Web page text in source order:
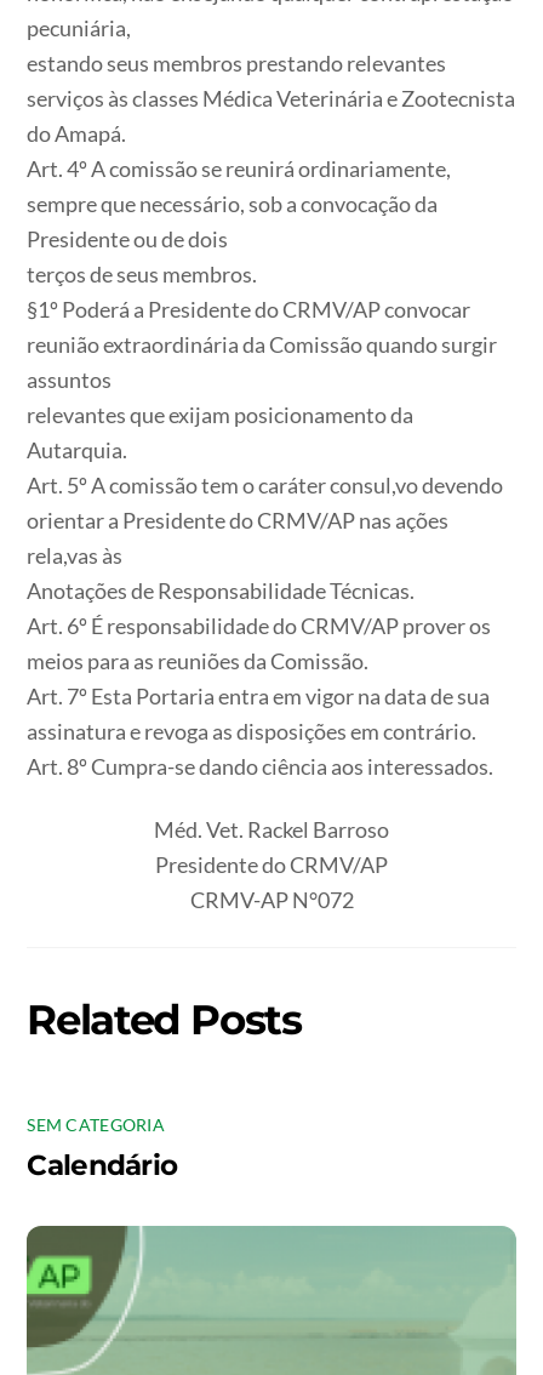
pecuniária,
estando seus membros prestando relevantes
serviços às classes Médica Veterinária e Zootecnista
do Amapá.
Art. 4º A comissão se reunirá ordinariamente,
sempre que necessário, sob a convocação da
Presidente ou de dois
terços de seus membros.
§1º Poderá a Presidente do CRMV/AP convocar
reunião extraordinária da Comissão quando surgir
assuntos
relevantes que exijam posicionamento da
Autarquia.
Art. 5º A comissão tem o caráter consul,vo devendo
orientar a Presidente do CRMV/AP nas ações
rela,vas às
Anotações de Responsabilidade Técnicas.
Art. 6º É responsabilidade do CRMV/AP prover os
meios para as reuniões da Comissão.
Art. 7º Esta Portaria entra em vigor na data de sua
assinatura e revoga as disposições em contrário.
Art. 8º Cumpra-se dando ciência aos interessados.
Méd. Vet. Rackel Barroso
Presidente do CRMV/AP
CRMV-AP N°072
Related Posts
SEM CATEGORIA
Calendário